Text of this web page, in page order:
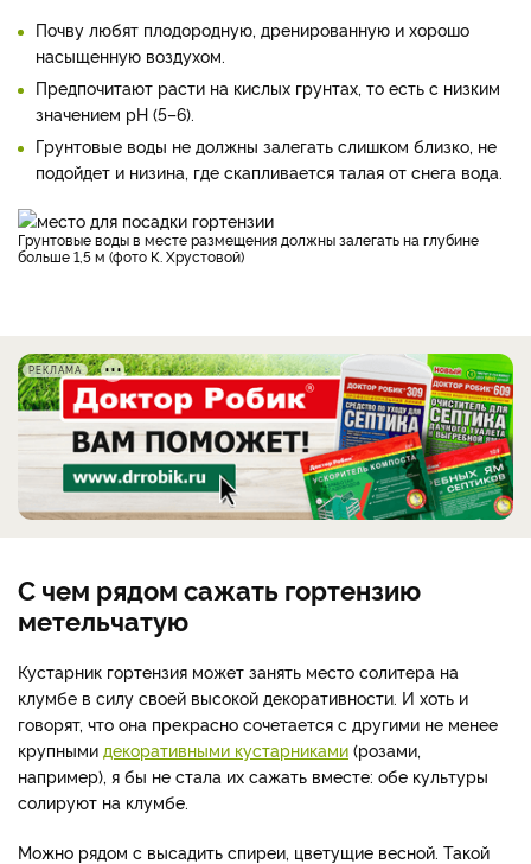
Почву любят плодородную, дренированную и хорошо
насыщенную воздухом.
Предпочитают расти на кислых грунтах, то есть с низким
значением рН (5–6).
Грунтовые воды не должны залегать слишком близко, не
подойдет и низина, где скапливается талая от снега вода.
Грунтовые воды в месте размещения должны залегать на глубине
больше 1,5 м (фото К. Хрустовой)
РЕКЛАМА
С чем рядом сажать гортензию
метельчатую
Кустарник гортензия может занять место солитера на
клумбе в силу своей высокой декоративности. И хоть и
говорят, что она прекрасно сочетается с другими не менее
крупными декоративными кустарниками (розами,
например), я бы не стала их сажать вместе: обе культуры
солируют на клумбе.
Можно рядом с высадить спиреи, цветущие весной. Такой